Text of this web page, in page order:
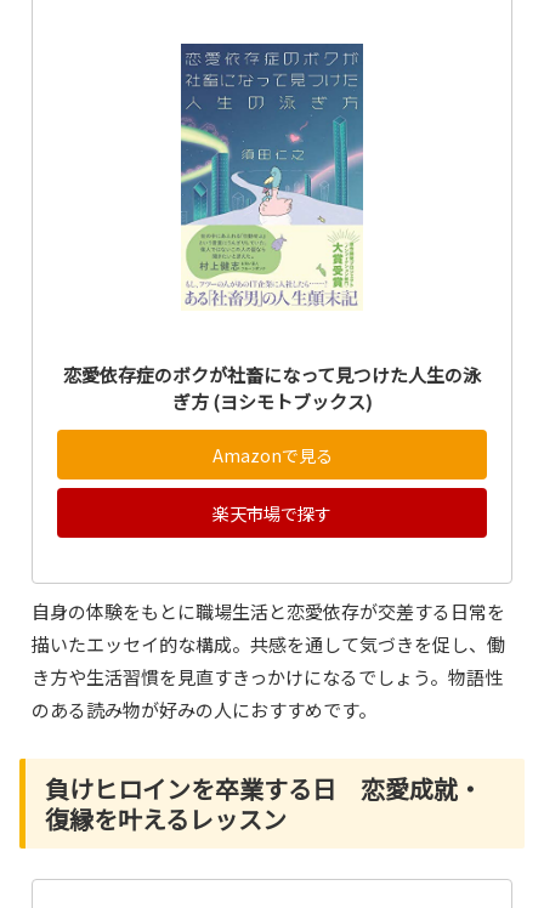
恋愛依存症のボクが社畜になって見つけた人生の泳
ぎ方 (ヨシモトブックス)
Amazonで見る
楽天市場で探す
自身の体験をもとに職場生活と恋愛依存が交差する日常を
描いたエッセイ的な構成。共感を通して気づきを促し、働
き方や生活習慣を見直すきっかけになるでしょう。物語性
のある読み物が好みの人におすすめです。
負けヒロインを卒業する日 恋愛成就・
復縁を叶えるレッスン